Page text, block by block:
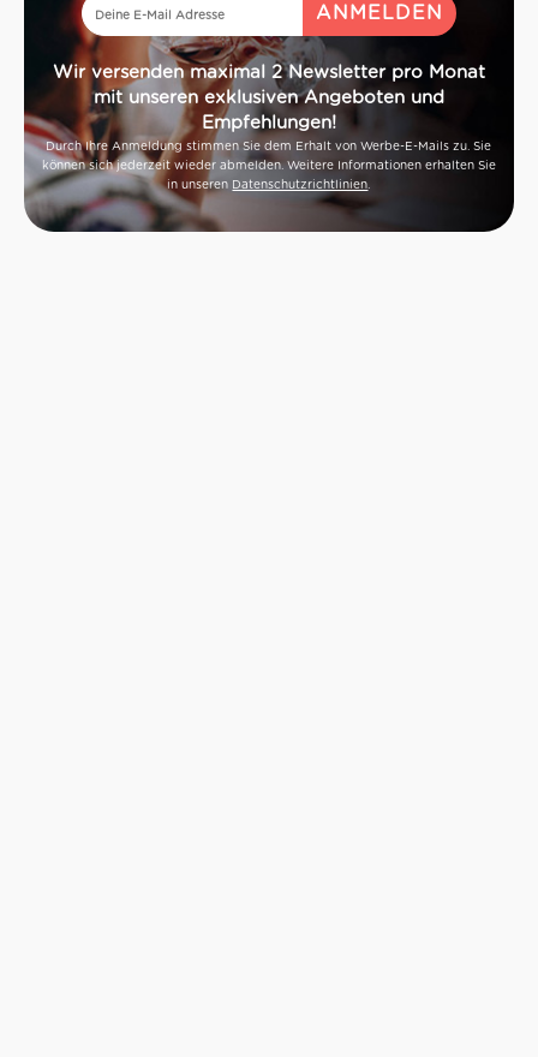
Wir versenden maximal 2 Newsletter pro Monat
mit unseren exklusiven Angeboten und
Empfehlungen!
Durch Ihre Anmeldung stimmen Sie dem Erhalt von Werbe-E-Mails zu. Sie
können sich jederzeit wieder abmelden. Weitere Informationen erhalten Sie
in unseren Datenschutzrichtlinien